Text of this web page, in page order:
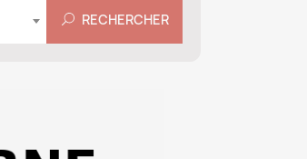
RECHERCHER